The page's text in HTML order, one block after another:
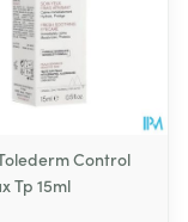
Control
Tp 15ml